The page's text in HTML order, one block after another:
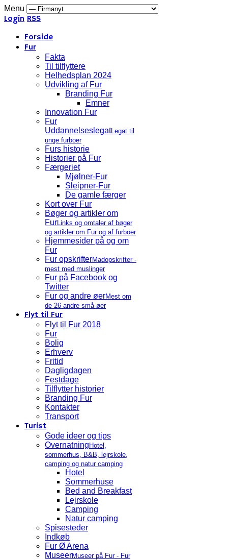
Menu
Login RSS
Forside
Fur
Fakta
Til tilflyttere
Helhedsplan 2024
Udvikling af Fur
Branding Fur
Emner
Innovation Fur
Fur
UddannelseslegatLegat til
unge furboer
Furs historie
Historier på Fur
Færgeriet
Mjølner-Fur
Sleipner-Fur
De gamle færger
Kort over Fur
Bøger og artikler om
FurLinks og omtaler af bøger
og artikler om Fur og af furboer
Hjemmesider på og om
Fur
Fur opskrifterMadopskrifter -
mest med muslinger
Fur på Facebook og
Twitter
Fur og andre øerMest om
de 26 andre små-øer
Flyt til Fur
Flyt til Fur 2018
Fur
Bolig
Erhverv
Fritid
Dagligdagen
Festdage
Tilflytter historier
Branding Fur
Kontakter
Transport
Turist
Gode ideer og tips
Overnatning Hotel,
sommerhus, B&B, lejrskole,
camping og natur camping
Hotel
Sommerhuse
Bed and Breakfast
Lejrskole
Camping
Natur camping
Spisesteder
Indkøb
Fur Ø Arena
MuseerMuseer på Fur - Fur